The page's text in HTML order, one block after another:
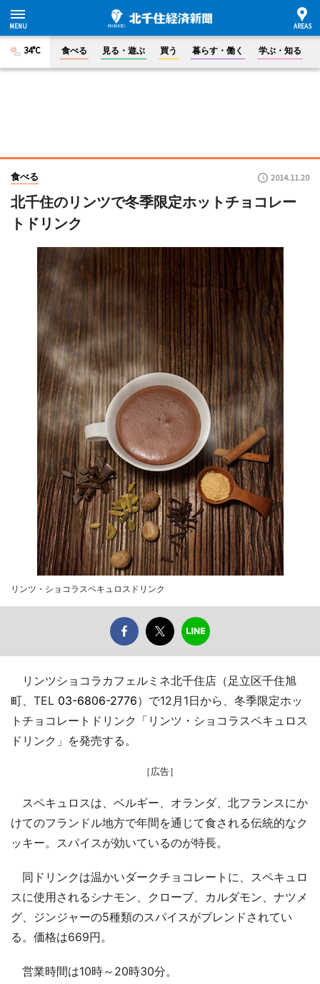
34°C 食べる 見る・遊ぶ 買う 暮らす・働く 学ぶ・知る
食べる 2014.11.20
北千住のリンツで冬季限定ホットチョコレー
トドリンク
リンツ・ショコラスペキュロスドリンク
リンツショコラカフェルミネ北千住店（足立区千住旭
町、TEL 03-6806-2776）で12月1日から、冬季限定ホッ
トチョコレートドリンク「リンツ・ショコラスペキュロス
ドリンク」を発売する。
［広告］
スペキュロスは、ベルギー、オランダ、北フランスにか
けてのフランドル地方で年間を通じて食される伝統的なク
ッキー。スパイスが効いているのが特長。
同ドリンクは温かいダークチョコレートに、スペキュロ
スに使用されるシナモン、クローブ、カルダモン、ナツメ
グ、ジンジャーの5種類のスパイスがブレンドされてい
る。価格は669円。
営業時間は10時～20時30分。